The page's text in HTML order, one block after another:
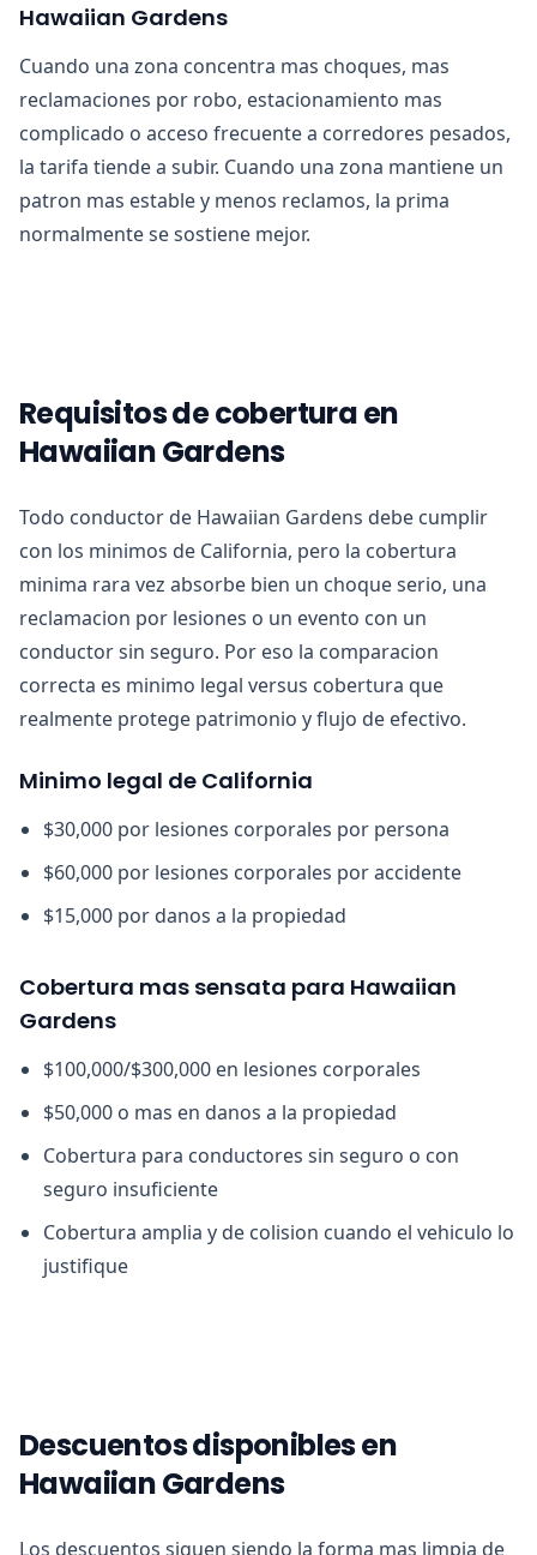
Hawaiian Gardens
Cuando una zona concentra mas choques, mas
reclamaciones por robo, estacionamiento mas
complicado o acceso frecuente a corredores pesados,
la tarifa tiende a subir. Cuando una zona mantiene un
patron mas estable y menos reclamos, la prima
normalmente se sostiene mejor.
Requisitos de cobertura en
Hawaiian Gardens
Todo conductor de Hawaiian Gardens debe cumplir
con los minimos de California, pero la cobertura
minima rara vez absorbe bien un choque serio, una
reclamacion por lesiones o un evento con un
conductor sin seguro. Por eso la comparacion
correcta es minimo legal versus cobertura que
realmente protege patrimonio y flujo de efectivo.
Minimo legal de California
$30,000 por lesiones corporales por persona
$60,000 por lesiones corporales por accidente
$15,000 por danos a la propiedad
Cobertura mas sensata para Hawaiian
Gardens
$100,000/$300,000 en lesiones corporales
$50,000 o mas en danos a la propiedad
Cobertura para conductores sin seguro o con
seguro insuficiente
Cobertura amplia y de colision cuando el vehiculo lo
justifique
Descuentos disponibles en
Hawaiian Gardens
Los descuentos siguen siendo la forma mas limpia de